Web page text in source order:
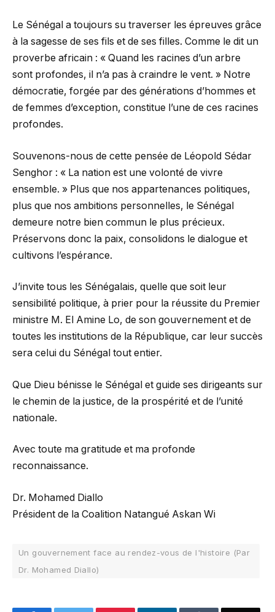
Le Sénégal a toujours su traverser les épreuves grâce
à la sagesse de ses fils et de ses filles. Comme le dit un
proverbe africain : « Quand les racines d’un arbre
sont profondes, il n’a pas à craindre le vent. » Notre
démocratie, forgée par des générations d’hommes et
de femmes d’exception, constitue l’une de ces racines
profondes.
Souvenons-nous de cette pensée de Léopold Sédar
Senghor : « La nation est une volonté de vivre
ensemble. » Plus que nos appartenances politiques,
plus que nos ambitions personnelles, le Sénégal
demeure notre bien commun le plus précieux.
Préservons donc la paix, consolidons le dialogue et
cultivons l’espérance.
J’invite tous les Sénégalais, quelle que soit leur
sensibilité politique, à prier pour la réussite du Premier
ministre M. El Amine Lo, de son gouvernement et de
toutes les institutions de la République, car leur succès
sera celui du Sénégal tout entier.
Que Dieu bénisse le Sénégal et guide ses dirigeants sur
le chemin de la justice, de la prospérité et de l’unité
nationale.
Avec toute ma gratitude et ma profonde
reconnaissance.
Dr. Mohamed Diallo
Président de la Coalition Natangué Askan Wi
Un gouvernement face au rendez-vous de l'histoire (Par
Dr. Mohamed Diallo)